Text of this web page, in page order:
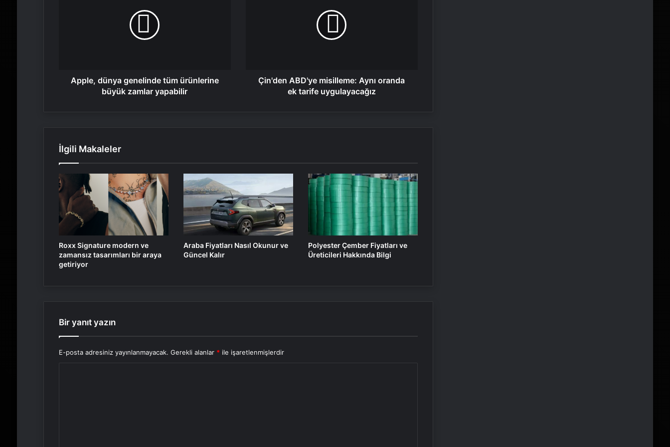
Apple, dünya genelinde tüm ürünlerine
büyük zamlar yapabilir
Çin'den ABD'ye misilleme: Aynı oranda
ek tarife uygulayacağız
İlgili Makaleler
Roxx Signature modern ve
zamansız tasarımları bir araya
getiriyor
Araba Fiyatları Nasıl Okunur ve
Güncel Kalır
Polyester Çember Fiyatları ve
Üreticileri Hakkında Bilgi
Bir yanıt yazın
E-posta adresiniz yayınlanmayacak. Gerekli alanlar * ile işaretlenmişlerdir